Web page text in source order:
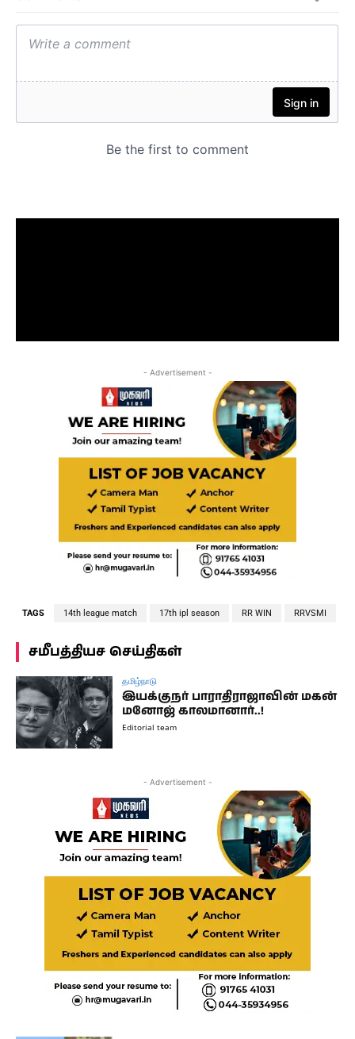
- Advertisement -
TAGS 14th league match 17th ipl season RR WIN RRVSMI
சமீபத்தியச செய்திகள்
தமிழ்நாடு
இயக்குநர் பாராதிராஜாவின் மகன்
மனோஜ் காலமானார்..!
Editorial team
- Advertisement -